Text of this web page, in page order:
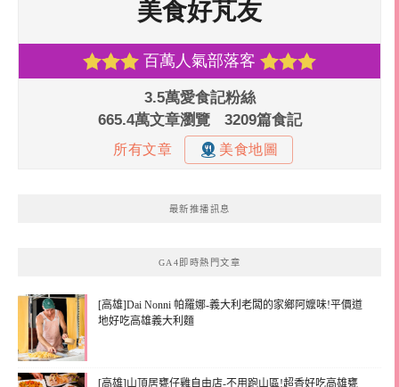
最新推播訊息
GA4即時熱門文章
[高雄]Dai Nonni 帕羅娜-義大利老闆的家鄉阿嬤味!平價道
地好吃高雄義大利麵
[高雄]山頂居甕仔雞自由店-不用跑山區!超香好吃高雄甕